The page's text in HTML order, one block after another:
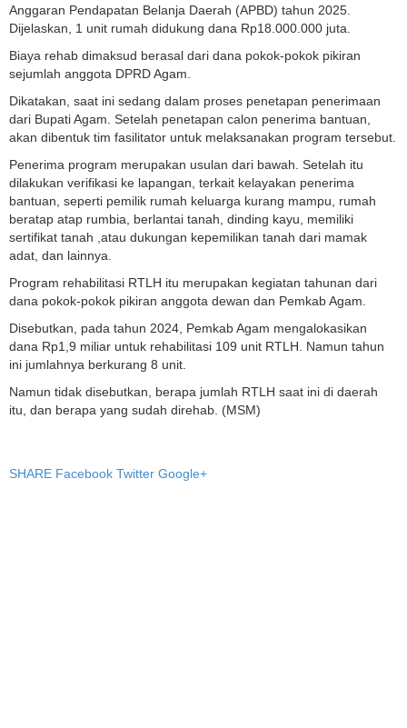
Anggaran Pendapatan Belanja Daerah (APBD) tahun 2025.
Dijelaskan, 1 unit rumah didukung dana Rp18.000.000 juta.
Biaya rehab dimaksud berasal dari dana pokok-pokok pikiran
sejumlah anggota DPRD Agam.
Dikatakan, saat ini sedang dalam proses penetapan penerimaan
dari Bupati Agam. Setelah penetapan calon penerima bantuan,
akan dibentuk tim fasilitator untuk melaksanakan program tersebut.
Penerima program merupakan usulan dari bawah. Setelah itu
dilakukan verifikasi ke lapangan, terkait kelayakan penerima
bantuan, seperti pemilik rumah keluarga kurang mampu, rumah
beratap atap rumbia, berlantai tanah, dinding kayu, memiliki
sertifikat tanah ,atau dukungan kepemilikan tanah dari mamak
adat, dan lainnya.
Program rehabilitasi RTLH itu merupakan kegiatan tahunan dari
dana pokok-pokok pikiran anggota dewan dan Pemkab Agam.
Disebutkan, pada tahun 2024, Pemkab Agam mengalokasikan
dana Rp1,9 miliar untuk rehabilitasi 109 unit RTLH. Namun tahun
ini jumlahnya berkurang 8 unit.
Namun tidak disebutkan, berapa jumlah RTLH saat ini di daerah
itu, dan berapa yang sudah direhab. (MSM)
SHARE Facebook Twitter Google+